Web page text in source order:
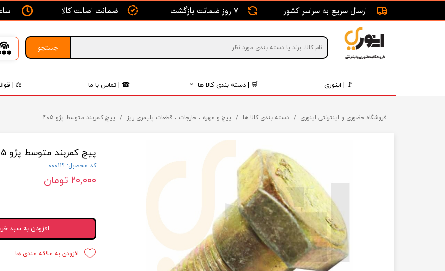
جستجو
🚩 | اینوری 🛒 | دسته بندی کالا ها
موتور و اگزوز
برقی و الکتریکی
رینگ و لاستیک
قطعات داخلی
انتقال قدرت
فرمان، جلوبندی و ترمز
☎ | تماس با ما ⚖ |
ارسال سریع به سراسر کشور 7 روز ضمانت بازگشت ضمانت اصالت کالا
فروشگاه حضوری و اینترنتی اینوری دسته بندی کالا ها پیچ و مهره ، خارجات ، قطعات پلیمری ریز پیچ کمربند متوسط پژو 405
پیچ کمربند متوسط پژو 405
کد محصول: 000119
۲۰,۰۰۰ تومان
افزودن به سبد
افزودن به علاقه مندی ها